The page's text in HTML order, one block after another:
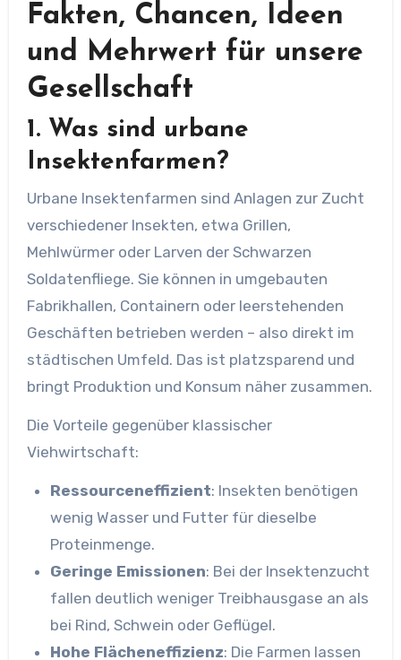
Fakten, Chancen, Ideen
und Mehrwert für unsere
Gesellschaft
1. Was sind urbane
Insektenfarmen?
Urbane Insektenfarmen sind Anlagen zur Zucht
verschiedener Insekten, etwa Grillen,
Mehlwürmer oder Larven der Schwarzen
Soldatenfliege. Sie können in umgebauten
Fabrikhallen, Containern oder leerstehenden
Geschäften betrieben werden – also direkt im
städtischen Umfeld. Das ist platzsparend und
bringt Produktion und Konsum näher zusammen.
Die Vorteile gegenüber klassischer
Viehwirtschaft:
Ressourceneffizient: Insekten benötigen
wenig Wasser und Futter für dieselbe
Proteinmenge.
Geringe Emissionen: Bei der Insektenzucht
fallen deutlich weniger Treibhausgase an als
bei Rind, Schwein oder Geflügel.
Hohe Flächeneffizienz: Die Farmen lassen